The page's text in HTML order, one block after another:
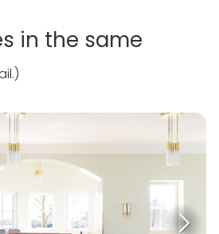
in the same
)